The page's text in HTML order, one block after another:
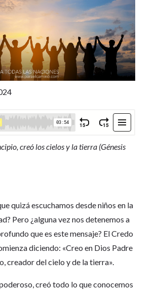
creó los cielos y la tierra (Génesis
quizá escuchamos desde niños en la
Pero ¿alguna vez nos detenemos a
que es este mensaje? El Credo
diciendo: «Creo en Dios Padre
creador del cielo y de la tierra».
creó todo lo que conocemos